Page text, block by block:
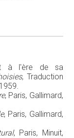
à l'ère de sa
, Traduction
, Paris, Gallimard,
, Paris, Gallimard,
, Paris, Minuit,